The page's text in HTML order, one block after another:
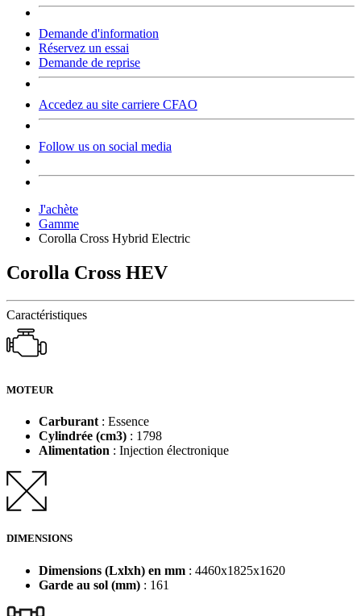
Demande d'information
Réservez un essai
Demande de reprise
Accedez au site carriere CFAO
Follow us on social media
J'achète
Gamme
Corolla Cross Hybrid Electric
Corolla Cross HEV
Caractéristiques
MOTEUR
Carburant : Essence
Cylindrée (cm3) : 1798
Alimentation : Injection électronique
DIMENSIONS
Dimensions (Lxlxh) en mm : 4460x1825x1620
Garde au sol (mm) : 161